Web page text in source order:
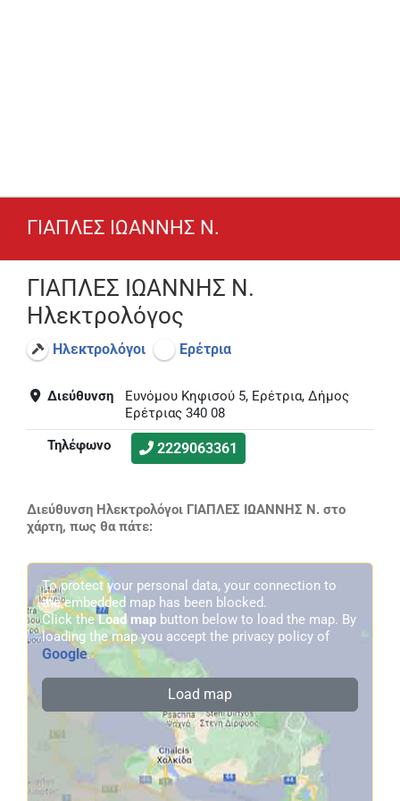
ΓΙΑΠΛΕΣ ΙΩΑΝΝΗΣ Ν.
ΓΙΑΠΛΕΣ ΙΩΑΝΝΗΣ Ν.
Ηλεκτρολόγος
Ηλεκτρολόγοι Ερέτρια
Διεύθυνση
Ευνόμου Κηφισού 5, Ερέτρια, Δήμος
Ερέτριας 340 08
Τηλέφωνο
2229063361
Διεύθυνση Ηλεκτρολόγοι ΓΙΑΠΛΕΣ ΙΩΑΝΝΗΣ Ν. στο
χάρτη, πως θα πάτε:
To protect your personal data, your connection to
the embedded map has been blocked.
Click theLoad map button below to load the map. By
loading the map you accept the privacy policy of
Google.
Load map